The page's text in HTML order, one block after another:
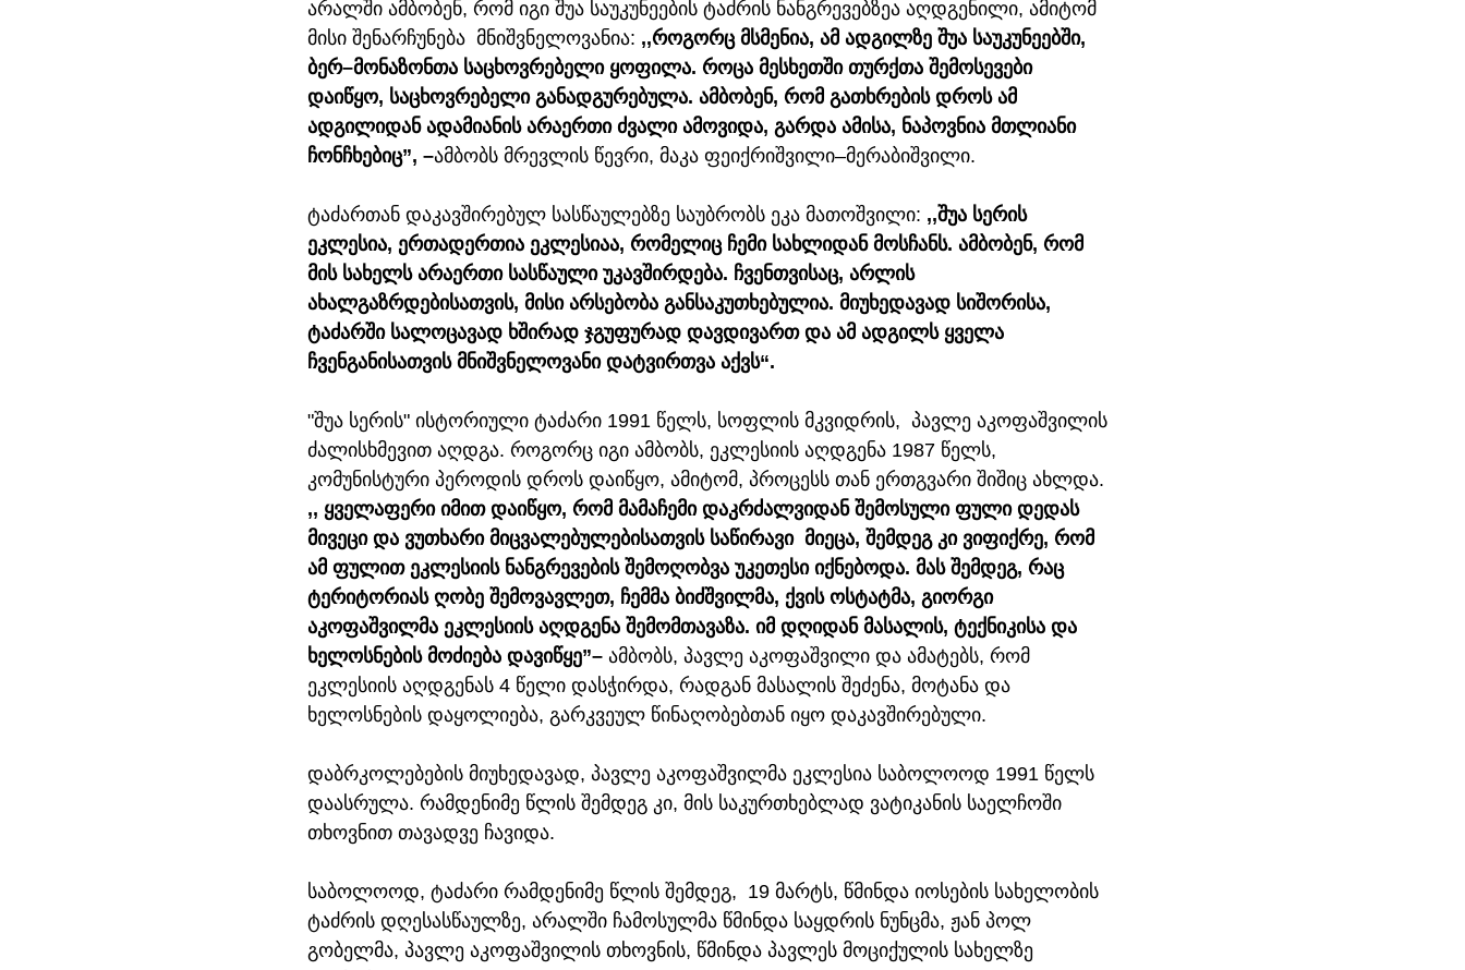
არალში ამბობენ, რომ იგი შუა საუკუნეების ტაძრის ნანგრევებზეა აღდგენილი, ამიტომ
მისი შენარჩუნება  მნიშვნელოვანია: ,,როგორც მსმენია, ამ ადგილზე შუა საუკუნეებში,
ბერ–მონაზონთა საცხოვრებელი ყოფილა. როცა მესხეთში თურქთა შემოსევები
დაიწყო, საცხოვრებელი განადგურებულა. ამბობენ, რომ გათხრების დროს ამ
ადგილიდან ადამიანის არაერთი ძვალი ამოვიდა, გარდა ამისა, ნაპოვნია მთლიანი
ჩონჩხებიც”, –ამბობს მრევლის წევრი, მაკა ფეიქრიშვილი–მერაბიშვილი.
ტაძართან დაკავშირებულ სასწაულებზე საუბრობს ეკა მათოშვილი: ,,შუა სერის
ეკლესია, ერთადერთია ეკლესიაა, რომელიც ჩემი სახლიდან მოსჩანს. ამბობენ, რომ
მის სახელს არაერთი სასწაული უკავშირდება. ჩვენთვისაც, არლის
ახალგაზრდებისათვის, მისი არსებობა განსაკუთხებულია. მიუხედავად სიშორისა,
ტაძარში სალოცავად ხშირად ჯგუფურად დავდივართ და ამ ადგილს ყველა
ჩვენგანისათვის მნიშვნელოვანი დატვირთვა აქვს“.
"შუა სერის" ისტორიული ტაძარი 1991 წელს, სოფლის მკვიდრის,  პავლე აკოფაშვილის
ძალისხმევით აღდგა. როგორც იგი ამბობს, ეკლესიის აღდგენა 1987 წელს,
კომუნისტური პეროდის დროს დაიწყო, ამიტომ, პროცესს თან ერთგვარი შიშიც ახლდა.
,, ყველაფერი იმით დაიწყო, რომ მამაჩემი დაკრძალვიდან შემოსული ფული დედას
მივეცი და ვუთხარი მიცვალებულებისათვის საწირავი  მიეცა, შემდეგ კი ვიფიქრე, რომ
ამ ფულით ეკლესიის ნანგრევების შემოღობვა უკეთესი იქნებოდა. მას შემდეგ, რაც
ტერიტორიას ღობე შემოვავლეთ, ჩემმა ბიძშვილმა, ქვის ოსტატმა, გიორგი
აკოფაშვილმა ეკლესიის აღდგენა შემომთავაზა. იმ დღიდან მასალის, ტექნიკისა და
ხელოსნების მოძიება დავიწყე”– ამბობს, პავლე აკოფაშვილი და ამატებს, რომ
ეკლესიის აღდგენას 4 წელი დასჭირდა, რადგან მასალის შეძენა, მოტანა და
ხელოსნების დაყოლიება, გარკვეულ წინაღობებთან იყო დაკავშირებული.
დაბრკოლებების მიუხედავად, პავლე აკოფაშვილმა ეკლესია საბოლოოდ 1991 წელს
დაასრულა. რამდენიმე წლის შემდეგ კი, მის საკურთხებლად ვატიკანის საელჩოში
თხოვნით თავადვე ჩავიდა.
საბოლოოდ, ტაძარი რამდენიმე წლის შემდეგ,  19 მარტს, წმინდა იოსების სახელობის
ტაძრის დღესასწაულზე, არალში ჩამოსულმა წმინდა საყდრის ნუნცმა, ჟან პოლ
გობელმა, პავლე აკოფაშვილის თხოვნის, წმინდა პავლეს მოციქულის სახელზე